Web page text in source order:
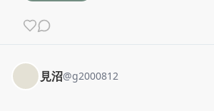
見沼@g2000812